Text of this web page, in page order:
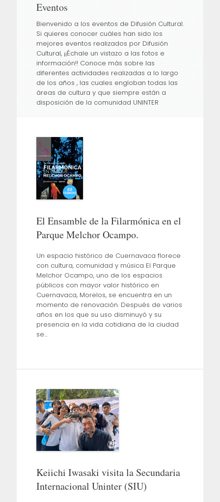
content
Eventos
Bienvenido a los eventos de Difusión Cultural.
Si quieres conocer cuáles han sido los
mejores eventos realizados por Difusión
Cultural, ¡¡Échale un vistazo a las fotos e
información!! Conoce más sobre las
diferentes actividades realizadas a lo largo
de los años , las cuales engloban todas las
áreas de cultura y que siempre están a
disposición de la comunidad UNINTER
El Ensamble de la Filarmónica en el
Parque Melchor Ocampo.
Un espacio histórico de Cuernavaca florece
con cultura, comunidad y música El Parque
Melchor Ocampo, uno de los espacios
públicos con mayor valor histórico en
Cuernavaca, Morelos, se encuentra en un
momento de renovación. Después de varios
años en los que su uso disminuyó y su
presencia en la vida cotidiana de la ciudad
se…
Keiichi Iwasaki visita la Secundaria
Internacional Uninter (SIU)